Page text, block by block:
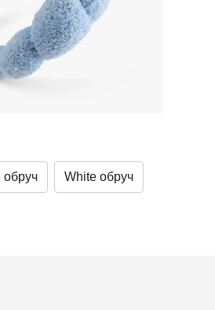
обруч White обруч